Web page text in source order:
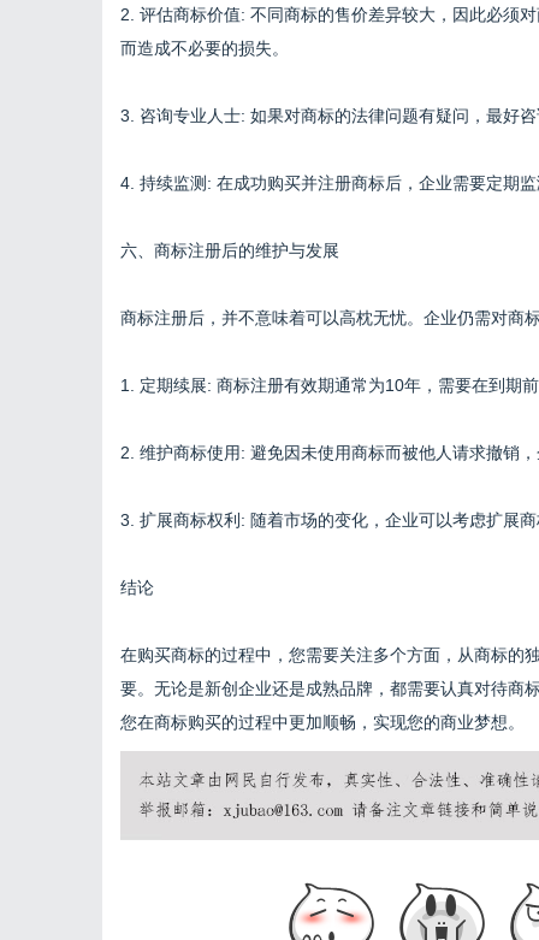
2. 评估商标价值: 不同商标的售价差异较大，因此必须
而造成不必要的损失。
3. 咨询专业人士: 如果对商标的法律问题有疑问，最好
4. 持续监测: 在成功购买并注册商标后，企业需要定期
六、商标注册后的维护与发展
商标注册后，并不意味着可以高枕无忧。企业仍需对商
1. 定期续展: 商标注册有效期通常为10年，需要在到期
2. 维护商标使用: 避免因未使用商标而被他人请求撤销
3. 扩展商标权利: 随着市场的变化，企业可以考虑扩展
结论
在购买商标的过程中，您需要关注多个方面，从商标的
要。无论是新创企业还是成熟品牌，都需要认真对待商
您在商标购买的过程中更加顺畅，实现您的商业梦想。